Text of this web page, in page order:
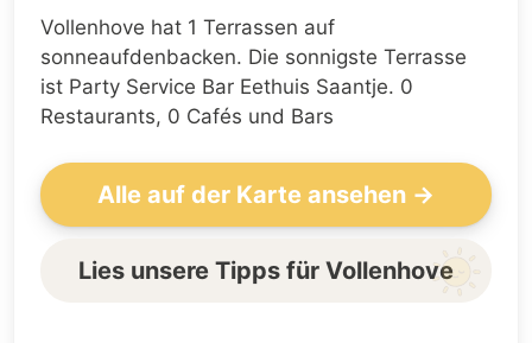
Vollenhove hat 1 Terrassen auf
sonneaufdenbacken. Die sonnigste Terrasse
ist Party Service Bar Eethuis Saantje. 0
Restaurants, 0 Cafés und Bars
Alle auf der Karte ansehen →
Lies unsere Tipps für Vollenhove